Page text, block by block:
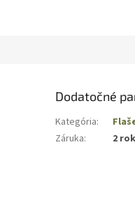
Dodatočné
Kategória:
Záruka: 2